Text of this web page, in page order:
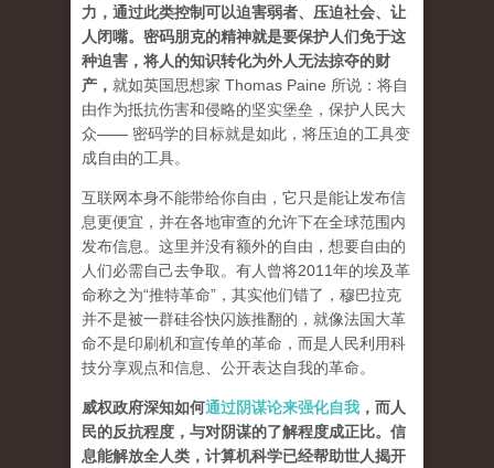
力，通过此类控制可以迫害弱者、压迫社会、让
人闭嘴。密码朋克的精神就是要保护人们免于这
种迫害，将人的知识转化为外人无法掠夺的财
产 ， 就如英国思想家 Thomas Paine 所说：将自
由作为抵抗伤害和侵略的坚实堡垒，保护人民大
众—— 密码学的目标就是如此，将压迫的工具变
成自由的工具。
互联网本身不能带给你自由，它只是能让发布信
息更便宜，并在各地审查的允许下在全球范围内
发布信息。这里并没有额外的自由，想要自由的
人们必需自己去争取。有人曾将2011年的埃及革
命称之为“推特革命”，其实他们错了，穆巴拉克
并不是被一群硅谷快闪族推翻的，就像法国大革
命不是印刷机和宣传单的革命，而是人民利用科
技分享观点和信息、公开表达自我的革命。
威权政府深知如何通过阴谋论来强化自我 ，而人
民的反抗程度，与对阴谋的了解程度成正比。信
息能解放全人类，计算机科学已经帮助世人揭开